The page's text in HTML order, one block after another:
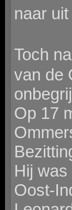
naar
Toch
van de
Op 17
Hij
Oost-